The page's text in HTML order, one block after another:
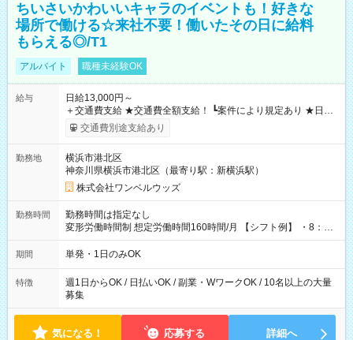
ちいさいかわいいキャラのイベントも！好きな
場所で働ける☆来社不要！働いたその日に給料
もらえる◎/T1
アルバイト 職種未経験OK
給与
日給13,000円～
＋交通費支給 ★交通費全額支給！ ┗案件により規定あり ★日払
いOK！（規定あり） ┗働いたその日に現金GET♪ お仕事後はコ
ンビニATMから 日払い分を引き落とせます！ 【試用期間】試
交通費別途支給あり
勤務地
横浜市港北区
神奈川県横浜市港北区（最寄り駅：新横浜駅）
株式会社ワンベルウッズ
勤務時間
勤務時間は指定なし
変形労働時間制 想定労働時間160時間/月 【シフト例】 ・8：00
～21：00
期間 単発・1日のみOK
特徴
週1日からOK / 日払いOK / 副業・WワークOK / 10名以上の大量
募集
気になる！ 応募する 詳細へ